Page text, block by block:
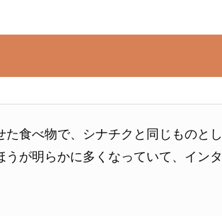
た食べ物で、シナチクと同じものと
うが明らかに多くなっていて、イン